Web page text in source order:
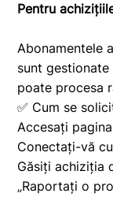
Pentru
Abonamentele
sunt
poate procesa
✅ Cum se
Accesați
Conectați-vă
Găsiți achiziția
„Raportați o